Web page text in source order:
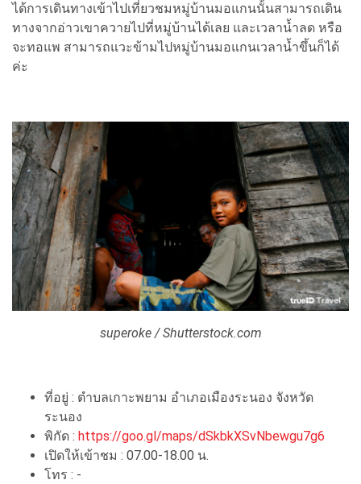
ได้การเดินทางเข้าไปเที่ยวชมหมู่บ้านมอแกนนั้นสามารถเดิน
ทางจากอ่าวเขาควายไปที่หมู่บ้านได้เลย และเวลาน้ำลด หรือ
จะทอแพ สามารถแวะข้ามไปหมู่บ้านมอแกนเวลาน้ำขึ้นก็ได้
ค่ะ
superoke / Shutterstock.com
ที่อยู่ : ตําบลเกาะพยาม อําเภอเมืองระนอง จังหวัด
ระนอง
พิกัด : https://goo.gl/maps/dSkbkXSvNbewgu7g6
เปิดให้เข้าชม : 07.00-18.00 น.
โทร : -